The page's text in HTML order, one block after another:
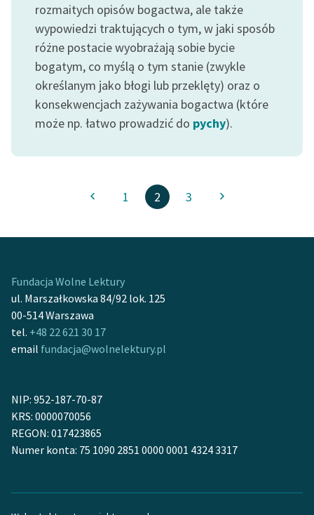
rozmaitych opisów bogactwa, ale także
wypowiedzi traktujących o tym, w jaki sposób
różne postacie wyobrażają sobie bycie
bogatym, co myślą o tym stanie (zwykle
określanym jako błogi lub przeklęty) oraz o
konsekwencjach zażywania bogactwa (które
może np. łatwo prowadzić do pychy).
1 2 3
Fundacja Wolne Lektury
ul. Marszałkowska 84/92 lok. 125
00-514 Warszawa
tel. +48 22 621 30 17
email fundacja@wolnelektury.pl
NIP: 952-187-70-87
KRS: 0000070056
REGON: 017423865
Numer konta: 75 1090 2851 0000 0001 4324 3317